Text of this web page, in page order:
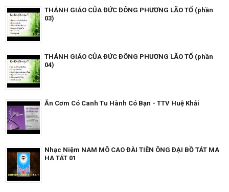
THÁNH GIÁO CỦA ĐỨC ĐÔNG PHƯƠNG LÃO TỔ (phần
03)
THÁNH GIÁO CỦA ĐỨC ĐÔNG PHƯƠNG LÃO TỔ (phần
04)
Ăn Cơm Có Canh Tu Hành Có Bạn - TTV Huệ Khải
Nhạc Niệm NAM MÔ CAO ĐÀI TIÊN ÔNG ĐẠI BỒ TÁT MA
HA TÁT 01